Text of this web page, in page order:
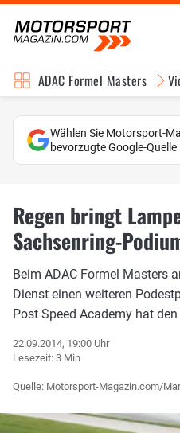
ADAC Formel Masters
Wählen Sie Motorsport-
bevorzugte Google-Quelle
Regen bringt
Sachsenring-
Beim ADAC Formel Masters
Dienst einen weiteren
Post Speed Academy hat
22.09.2014, 19:00 Uhr
Lesezeit: 3 Min
Quelle: Motorsport-Magazin.com/